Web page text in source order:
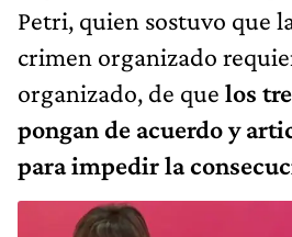
Petri, quien sostuvo que
crimen organizado
organizado, de que los
pongan de acuerdo y
para impedir la